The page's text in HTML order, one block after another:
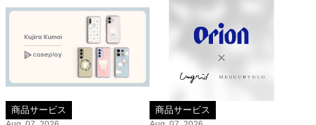
商品サービス 商品サービス